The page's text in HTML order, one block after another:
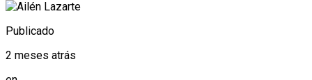
Publicado
2 meses atrás